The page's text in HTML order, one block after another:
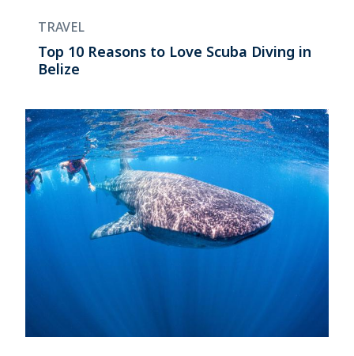
TRAVEL
Top 10 Reasons to Love Scuba Diving in
Belize